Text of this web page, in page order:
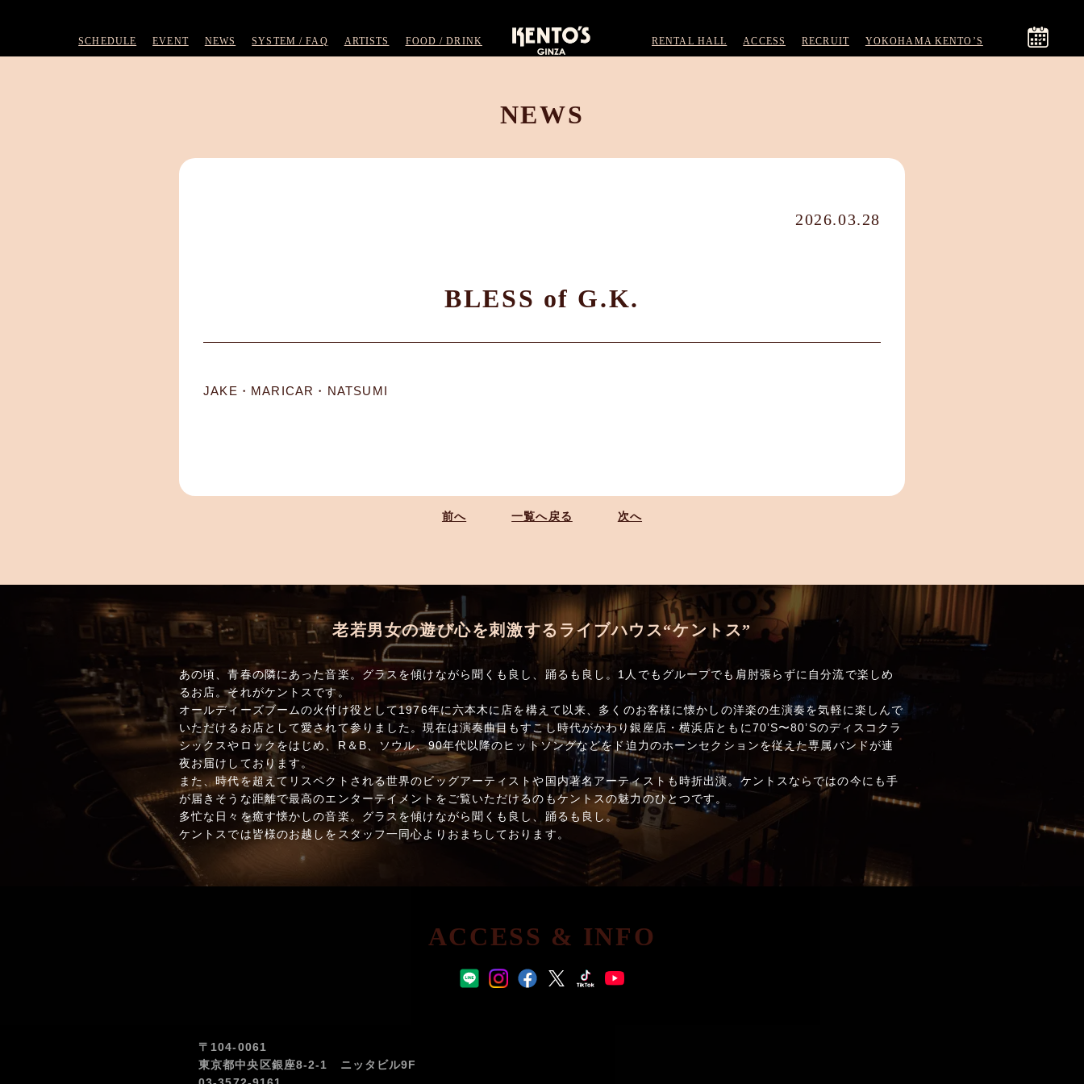
SCHEDULE EVENT NEWS SYSTEM / FAQ ARTISTS FOOD / DRINK RENTAL HALL ACCESS RECRUIT YOKOHAMA KENTO’S
NEWS
2026.03.28
BLESS of G.K.
JAKE・MARICAR・NATSUMI
前へ 一覧へ戻る 次へ
老若男女の遊び心を刺激するライブハウス“ケントス”
あの頃、青春の隣にあった音楽。グラスを傾けながら聞くも良し、踊るも良し。1人でもグループでも肩肘張らずに自分流で楽しめ
るお店。それがケントスです。
オールディーズブームの火付け役として1976年に六本木に店を構えて以来、多くのお客様に懐かしの洋楽の生演奏を気軽に楽しんで
いただけるお店として愛されて参りました。現在は演奏曲目もすこし時代がかわり銀座店・横浜店ともに70’S〜80’Sのディスコクラ
シックスやロックをはじめ、R＆B、ソウル、90年代以降のヒットソングなどをド迫力のホーンセクションを従えた専属バンドが連
夜お届けしております。
また、時代を超えてリスペクトされる世界のビッグアーティストや国内著名アーティストも時折出演。ケントスならではの今にも手
が届きそうな距離で最高のエンターテイメントをご覧いただけるのもケントスの魅力のひとつです。
多忙な日々を癒す懐かしの音楽。グラスを傾けながら聞くも良し、踊るも良し。
ケントスでは皆様のお越しをスタッフ一同心よりおまちしております。
ACCESS & INFO
〒104-0061
東京都中央区銀座8-2-1 ニッタビル9F